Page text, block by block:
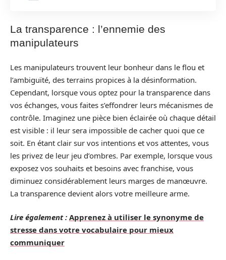
La transparence : l’ennemie des
manipulateurs
Les manipulateurs trouvent leur bonheur dans le flou et
l’ambiguïté, des terrains propices à la désinformation.
Cependant, lorsque vous optez pour la transparence dans
vos échanges, vous faites s’effondrer leurs mécanismes de
contrôle. Imaginez une pièce bien éclairée où chaque détail
est visible : il leur sera impossible de cacher quoi que ce
soit. En étant clair sur vos intentions et vos attentes, vous
les privez de leur jeu d’ombres. Par exemple, lorsque vous
exposez vos souhaits et besoins avec franchise, vous
diminuez considérablement leurs marges de manœuvre.
La transparence devient alors votre meilleure arme.
Lire également : Apprenez à utiliser le synonyme de
stresse dans votre vocabulaire pour mieux
communiquer